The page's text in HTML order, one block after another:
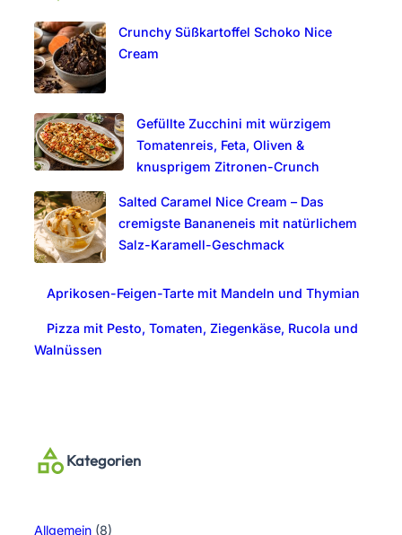
h
Crunchy Süßkartoffel Schoko Nice
Cream
Gefüllte Zucchini mit würzigem
Tomatenreis, Feta, Oliven &
knusprigem Zitronen-Crunch
Salted Caramel Nice Cream – Das
cremigste Bananeneis mit natürlichem
Salz-Karamell-Geschmack
Aprikosen-Feigen-Tarte mit Mandeln und Thymian
Pizza mit Pesto, Tomaten, Ziegenkäse, Rucola und
Walnüssen
Kategorien
Allgemein (8)